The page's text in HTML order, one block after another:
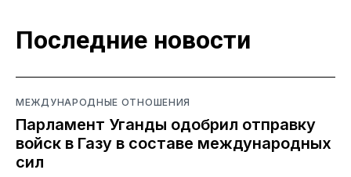
Последние новости
МЕЖДУНАРОДНЫЕ ОТНОШЕНИЯ
Парламент Уганды одобрил отправку
войск в Газу в составе международных
сил